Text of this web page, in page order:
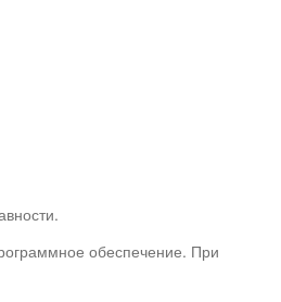
обеспечение. При